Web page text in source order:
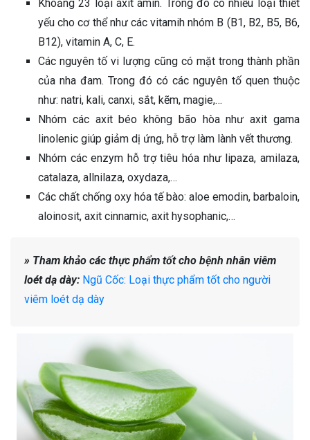
Khoảng 23 loại axit amin. Trong đó có nhiều loại thiết
yếu cho cơ thể như các vitamih nhóm B (B1, B2, B5, B6,
B12), vitamin A, C, E.
Các nguyên tố vi lượng cũng có mặt trong thành phần
của nha đam. Trong đó có các nguyên tố quen thuộc
như: natri, kali, canxi, sắt, kẽm, magie,…
Nhóm các axit béo không bão hòa như axit gama
linolenic giúp giảm dị ứng, hỗ trợ làm lành vết thương.
Nhóm các enzym hỗ trợ tiêu hóa như lipaza, amilaza,
catalaza, allnilaza, oxydaza,…
Các chất chống oxy hóa tế bào: aloe emodin, barbaloin,
aloinosit, axit cinnamic, axit hysophanic,…
» Tham khảo các thực phẩm tốt cho bệnh nhân viêm
loét dạ dày: Ngũ Cốc: Loại thực phẩm tốt cho người
viêm loét dạ dày